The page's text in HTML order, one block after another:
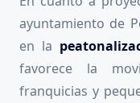
ayuntamiento de
en la
favorece la
franquicias y